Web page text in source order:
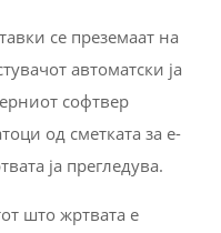
се преземаат на
автоматски ја
софтвер
од сметката за е-
ја прегледува.
што жртвата е